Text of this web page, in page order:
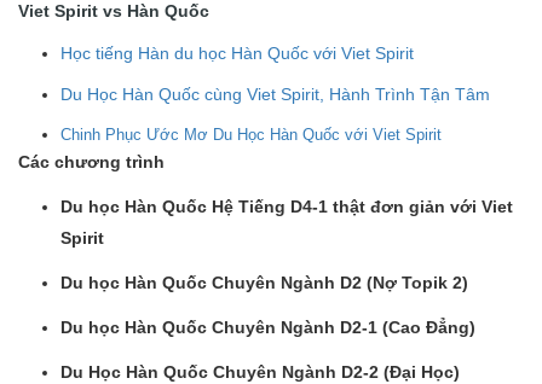
Viet Spirit vs Hàn Quốc
Học tiếng Hàn du học Hàn Quốc với Viet Spirit
Du Học Hàn Quốc cùng Viet Spirit, Hành Trình Tận Tâm
Chinh Phục Ước Mơ Du Học Hàn Quốc với Viet Spirit
Các chương trình
Du học Hàn Quốc Hệ Tiếng D4-1 thật đơn giản với Viet
Spirit
Du học Hàn Quốc Chuyên Ngành D2 (Nợ Topik 2)
Du học Hàn Quốc Chuyên Ngành D2-1 (Cao Đẳng)
Du Học Hàn Quốc Chuyên Ngành D2-2 (Đại Học)